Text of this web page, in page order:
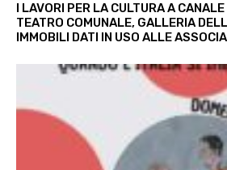
I LAVORI PER LA CULTURA A
TEATRO COMUNALE, GALLERIA
IMMOBILI DATI IN USO ALLE